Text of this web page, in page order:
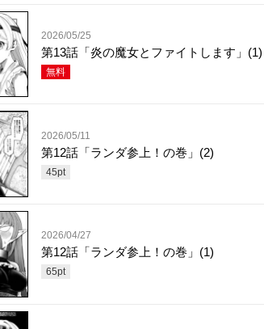
2026/05/25
第13話「炎の魔女とファイトします」(1)
無料
2026/05/11
第12話「ランダ参上！の巻」(2)
45pt
2026/04/27
第12話「ランダ参上！の巻」(1)
65pt